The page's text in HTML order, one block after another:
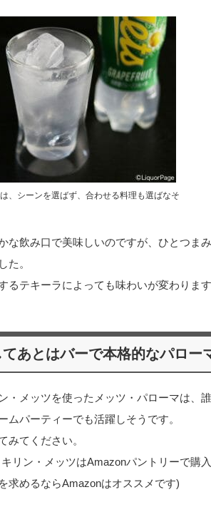
、シーンを選ばず、合わせる料理も選ばなそ
な飲み口で美味しいのですが、ひとつま
た。
るテキーラによっても味わいが変わります
あとはバーで本格的なパロー
・メッツを使ったメッツ・パローマは、
ムパーティーでも活躍しそうです。
みてください。
リン・メッツはAmazonパントリーで購
求めるならAmazonはオススメです)